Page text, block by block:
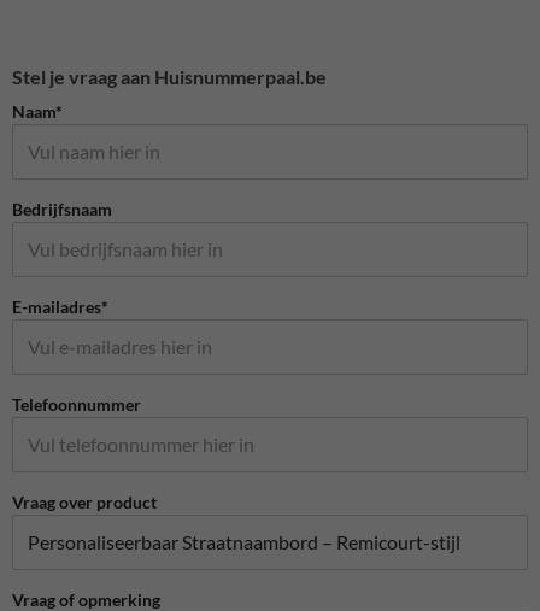
Stel je vraag aan Huisnummerpaal.be
Naam*
Bedrijfsnaam
E-mailadres*
Telefoonnummer
Vraag over product
Vraag of opmerking